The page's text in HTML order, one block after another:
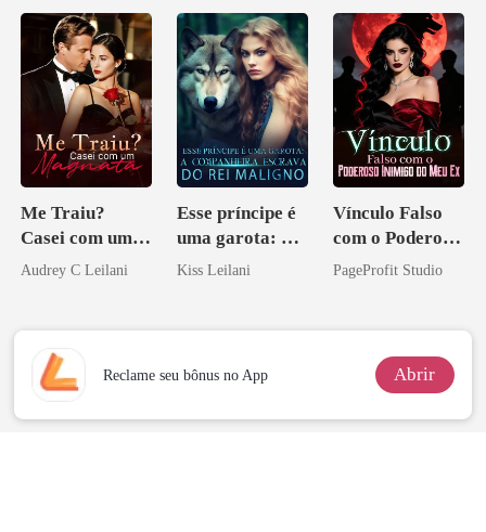
Me Traiu?
Casei com um
Magnata
Audrey C Leilani
Esse príncipe é
uma garota: A
companheira
Kiss Leilani
Vínculo Falso
com o Poderoso
Inimigo do Meu
PageProfit Studio
Reclame seu bônus no App Abrir